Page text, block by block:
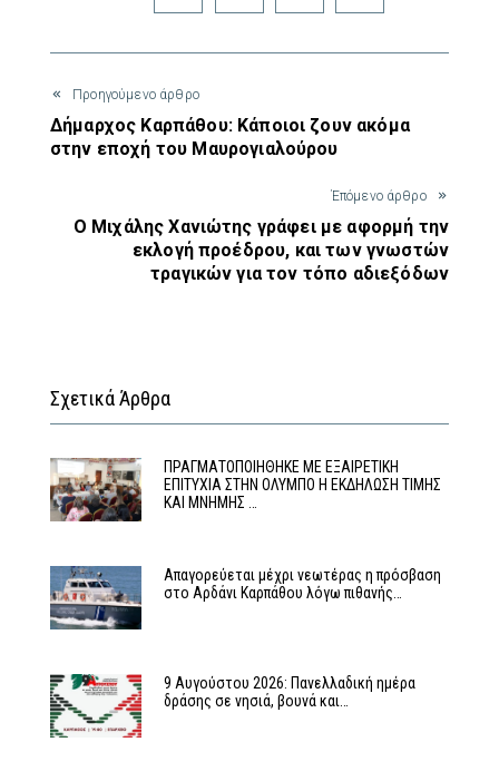
Προηγούμενο άρθρο
Δήμαρχος Καρπάθου: Κάποιοι ζουν ακόμα
στην εποχή του Μαυρογιαλούρου
Έπόμενο άρθρο
Ο Μιχάλης Χανιώτης γράφει με αφορμή την
εκλογή προέδρου, και των γνωστών
τραγικών για τον τόπο αδιεξόδων
Σχετικά Άρθρα
ΠΡΑΓΜΑΤΟΠΟΙΗΘΗΚΕ ΜΕ ΕΞΑΙΡΕΤΙΚΗ
ΕΠΙΤΥΧΙΑ ΣΤΗΝ ΟΛΥΜΠΟ Η ΕΚΔΗΛΩΣΗ ΤΙΜΗΣ
ΚΑΙ ΜΝΗΜΗΣ …
Απαγορεύεται μέχρι νεωτέρας η πρόσβαση
στο Αρδάνι Καρπάθου λόγω πιθανής…
9 Αυγούστου 2026: Πανελλαδική ημέρα
δράσης σε νησιά, βουνά και…